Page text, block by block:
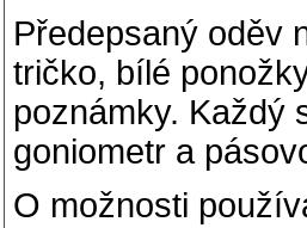
Předepsaný oděv
tričko, bílé
poznámky. Každý
goniometr a
O možnosti